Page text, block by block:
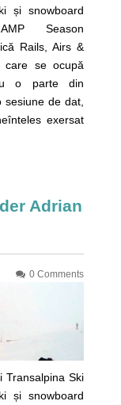
și snowboard
Season
Rails, Airs &
care se ocupă
o parte din
sesiune de dat,
exersat
Adrian
0 Comments
Transalpina Ski
și snowboard